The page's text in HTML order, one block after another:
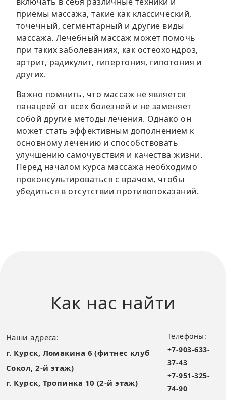
приёмы массажа, такие как классический,
точечный, сегментарный и другие виды
массажа. Лечебный массаж может помочь
при таких заболеваниях, как остеохондроз,
артрит, радикулит, гипертония, гипотония и
других.
Важно помнить, что массаж не является
панацеей от всех болезней и не заменяет
собой другие методы лечения. Однако он
может стать эффективным дополнением к
основному лечению и способствовать
улучшению самочувствия и качества жизни.
Перед началом курса массажа необходимо
проконсультироваться с врачом, чтобы
убедиться в отсутствии противопоказаний.
Как нас найти
Наши адреса:
г. Курск, Ломакина 6 (фитнес клуб
Сокол, 2-й этаж)
г. Курск, Тропинка 10 (2-й этаж)
Телефоны:
+7-903-633-
37-43
+7-951-325-
74-90